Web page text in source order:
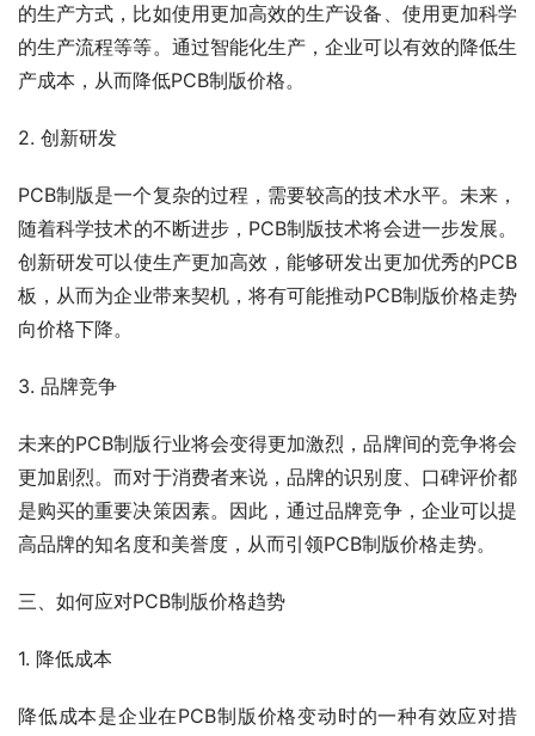
的生产方式，比如使用更加高效的生产设备、使用更加科学
的生产流程等等。通过智能化生产，企业可以有效的降低生
产成本，从而降低PCB制版价格。
2. 创新研发
PCB制版是一个复杂的过程，需要较高的技术水平。未来，
随着科学技术的不断进步，PCB制版技术将会进一步发展。
创新研发可以使生产更加高效，能够研发出更加优秀的PCB
板，从而为企业带来契机，将有可能推动PCB制版价格走势
向价格下降。
3. 品牌竞争
未来的PCB制版行业将会变得更加激烈，品牌间的竞争将会
更加剧烈。而对于消费者来说，品牌的识别度、口碑评价都
是购买的重要决策因素。因此，通过品牌竞争，企业可以提
高品牌的知名度和美誉度，从而引领PCB制版价格走势。
三、如何应对PCB制版价格趋势
1. 降低成本
降低成本是企业在PCB制版价格变动时的一种有效应对措